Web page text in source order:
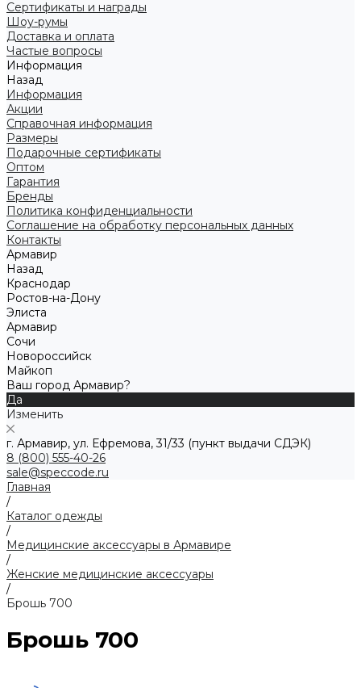
Сертификаты и награды
Шоу-румы
Доставка и оплата
Частые вопросы
Информация
Назад
Информация
Акции
Справочная информация
Размеры
Подарочные сертификаты
Оптом
Гарантия
Бренды
Политика конфиденциальности
Соглашение на обработку персональных данных
Контакты
Армавир
Назад
Краснодар
Ростов-на-Дону
Элиста
Армавир
Сочи
Новороссийск
Майкоп
Ваш город Армавир?
Да
Изменить
г. Армавир, ул. Ефремова, 31/33 (пункт выдачи СДЭК)
8 (800) 555-40-26
sale@speccode.ru
Главная
/
Каталог одежды
/
Медицинские аксессуары в Армавире
/
Женские медицинские аксессуары
/
Брошь 700
Брошь 700